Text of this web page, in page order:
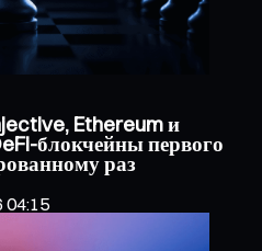
Ethereum и
блокчейны первого
раз
04:15